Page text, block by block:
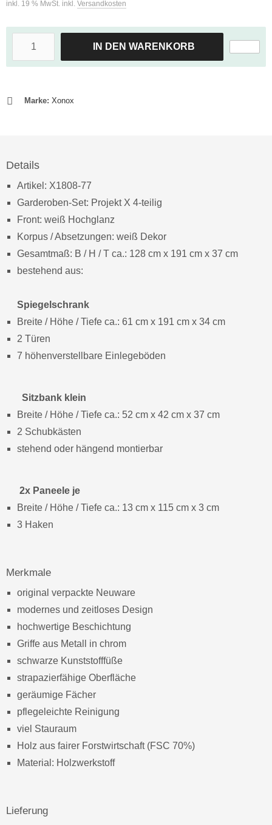
inkl. 19 % MwSt. inkl. Versandkosten
IN DEN WARENKORB
Marke: Xonox
Details
Artikel: X1808-77
Garderoben-Set: Projekt X 4-teilig
Front: weiß Hochglanz
Korpus / Absetzungen: weiß Dekor
Gesamtmaß: B / H / T ca.: 128 cm x 191 cm x 37 cm
bestehend aus:
Spiegelschrank
Breite / Höhe / Tiefe ca.: 61 cm x 191 cm x 34 cm
2 Türen
7 höhenverstellbare Einlegeböden
Sitzbank klein
Breite / Höhe / Tiefe ca.: 52 cm x 42 cm x 37 cm
2 Schubkästen
stehend oder hängend montierbar
2x Paneele je
Breite / Höhe / Tiefe ca.: 13 cm x 115 cm x 3 cm
3 Haken
Merkmale
original verpackte Neuware
modernes und zeitloses Design
hochwertige Beschichtung
Griffe aus Metall in chrom
schwarze Kunststofffüße
strapazierfähige Oberfläche
geräumige Fächer
pflegeleichte Reinigung
viel Stauraum
Holz aus fairer Forstwirtschaft (FSC 70%)
Material: Holzwerkstoff
Lieferung